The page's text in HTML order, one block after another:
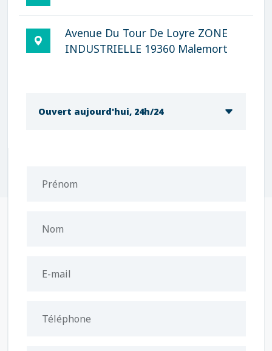
Avenue Du Tour De Loyre ZONE
INDUSTRIELLE 19360 Malemort
Ouvert aujourd'hui, 24h/24
Prénom
Nom
E-mail
Téléphone